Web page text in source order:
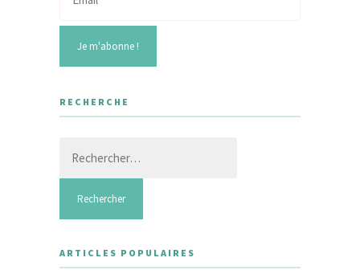
RECHERCHE
ARTICLES POPULAIRES